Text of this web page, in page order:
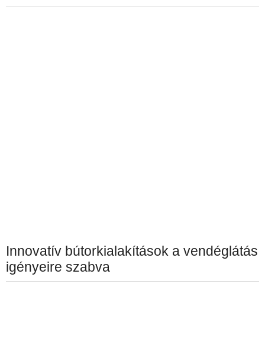
Innovatív bútorkialakítások a vendéglátás
igényeire szabva